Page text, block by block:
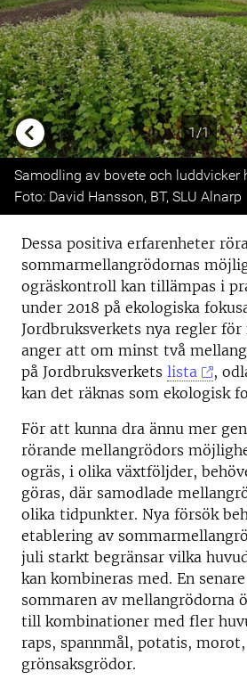
1/1
Previous
Samodling av bovete och luddvicker
Foto: David Hansson, BT, SLU Alnarp
Dessa positiva erfarenheter
sommarmellangrödornas
ogräskontroll kan tillämpas i
under 2018 på ekologiska
Jordbruksverkets nya regler
anger att om minst två
på Jordbruksverkets lista
,
kan det räknas som ekologisk
För att kunna dra ännu mer
rörande mellangrödors
ogräs, i olika växtföljder,
göras, där samodlade
olika tidpunkter. Nya försök
etablering av
juli starkt begränsar vilka
kan kombineras med. En
sommaren av mellangrödorna
till kombinationer med fler
raps, spannmål, potatis,
grönsaksgrödor.